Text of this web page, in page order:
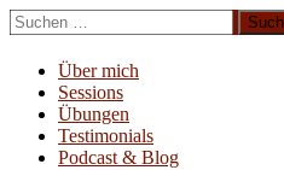
Zum
Inhalt
springen
Suchen
nach:
Über mich
Sessions
Übungen
Testimonials
Podcast & Blog